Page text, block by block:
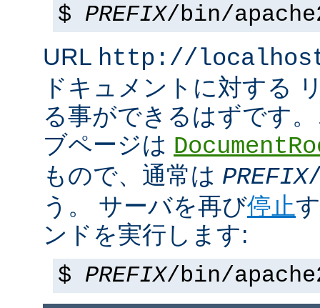
$ PREFIX/bin/
URL http://
ドキュメントに対する
る事ができるはずです
ブページは
もので、通常は PREFIX
う。 サーバを再び停止
ンドを実行します:
$ PREFIX/bin/